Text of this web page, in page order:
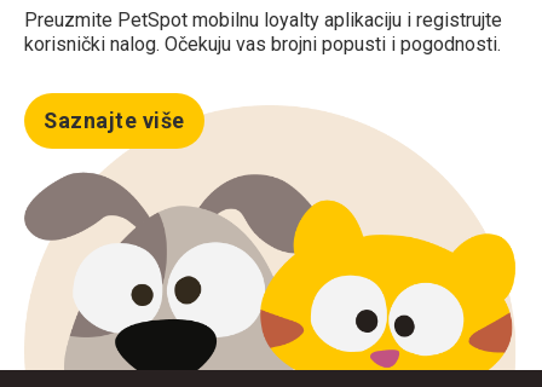
Preuzmite PetSpot mobilnu loyalty aplikaciju i registrujte
korisnički nalog. Očekuju vas brojni popusti i pogodnosti.
Saznajte više